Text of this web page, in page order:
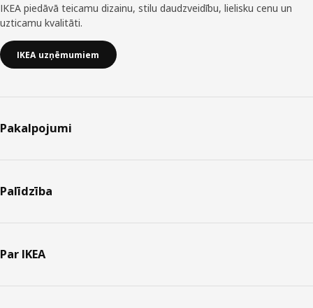
IKEA piedāvā teicamu dizainu, stilu daudzveidību, lielisku cenu un
uzticamu kvalitāti.
IKEA uzņēmumiem
Pakalpojumi
Palīdzība
Par IKEA